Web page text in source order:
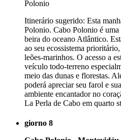
Itinerário sugerido: Esta
Polonio. Cabo Polonio é uma
beira do oceano Atlântico.
ao seu ecossistema
leões-marinhos. O acesso a
veículo todo-terreno
meio das dunas e florestas.
poderá apreciar seu farol e
ambiente encantador no
La Perla de Cabo em quarto
giorno 8